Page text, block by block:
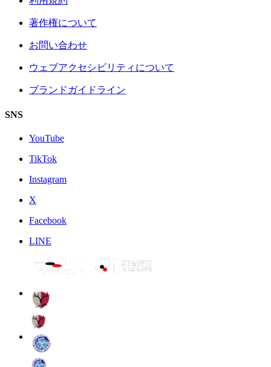
著作権について
お問い合わせ
ウェブアクセシビリティについて
ブランドガイドライン
SNS
YouTube
TikTok
Instagram
X
Facebook
LINE